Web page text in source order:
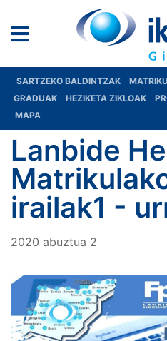
SARTZEKO BALDINTZAK
GRADUAK
HEZIKETA ZIKLOAK
MAPA
Lanbide
irailak1 -
2020 abuztua 2